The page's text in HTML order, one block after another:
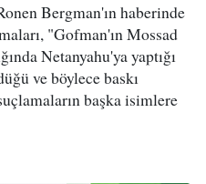
Bergman'ın haberinde
"Gofman'ın Mossad
Netanyahu'ya yaptığı
ve böylece baskı
başka isimlere